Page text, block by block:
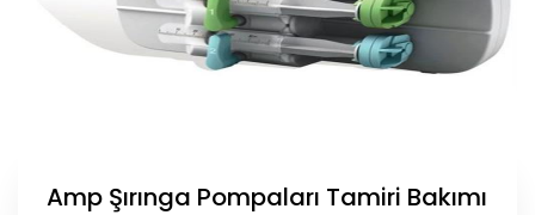
Amp Şırınga Pompaları Tamiri Bakımı